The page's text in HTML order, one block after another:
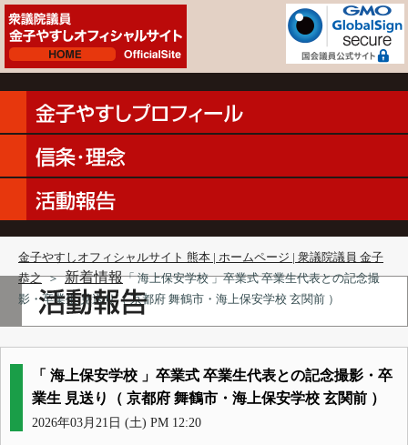
金子やすしオフィシャルサイト 熊本 | ホームページ | 衆議院議員 金子
恭之 ＞ 新着情報「 海上保安学校 」卒業式 卒業生代表との記念撮
影・卒業生 見送り（ 京都府 舞鶴市・海上保安学校 玄関前 ）
「 海上保安学校 」卒業式 卒業生代表との記念撮影・卒
業生 見送り（ 京都府 舞鶴市・海上保安学校 玄関前 ）
2026年03月21日 (土) PM 12:20